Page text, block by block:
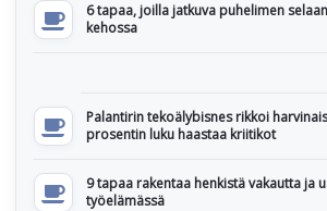
6 tapaa, joilla jatkuva puhelimen
kehossa
Palantirin tekoälybisnes rikkoi
prosentin luku haastaa kriitikot
9 tapaa rakentaa henkistä vakautta ja
työelämässä